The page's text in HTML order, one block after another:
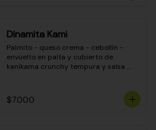
Dinamita Kami
Palmito - queso crema - cebollín -
envuelto en palta y cubierto de
kanikama crunchy tempura y salsa
$7.000